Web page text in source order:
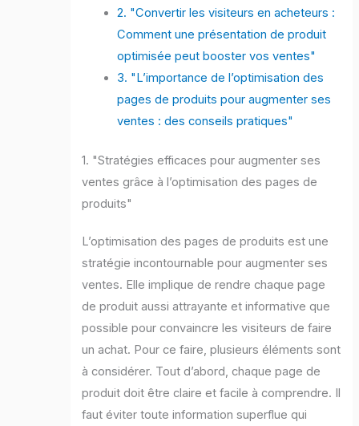
2. "Convertir les visiteurs en acheteurs :
Comment une présentation de produit
optimisée peut booster vos ventes"
3. "L’importance de l’optimisation des
pages de produits pour augmenter ses
ventes : des conseils pratiques"
1. "Stratégies efficaces pour augmenter ses
ventes grâce à l’optimisation des pages de
produits"
L’optimisation des pages de produits est une
stratégie incontournable pour augmenter ses
ventes. Elle implique de rendre chaque page
de produit aussi attrayante et informative que
possible pour convaincre les visiteurs de faire
un achat. Pour ce faire, plusieurs éléments sont
à considérer. Tout d’abord, chaque page de
produit doit être claire et facile à comprendre. Il
faut éviter toute information superflue qui